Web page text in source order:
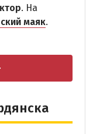
. На
маяк.